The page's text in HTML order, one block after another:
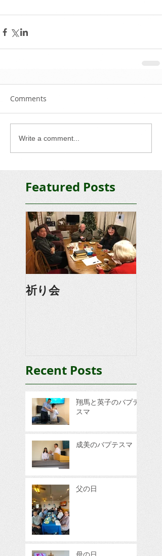
Comments
Write a comment...
Featured Posts
祈り会
Recent Posts
翔馬と英子のバプテ
スマ
成美のバプテスマ
父の日